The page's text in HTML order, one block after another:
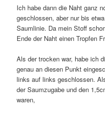
Ich habe dann die Naht ganz
geschlossen, aber nur bis
Saumlinie. Da mein Stoff
Ende der Naht einen Tropfen
Als der trocken war, habe ich
genau an diesen Punkt
links auf links geschlossen.
der Saumzugabe und den
waren,